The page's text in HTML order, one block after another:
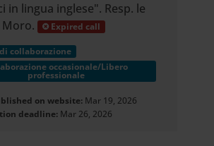
in lingua inglese". Resp. le
Expired call
collaborazione
occasionale/Libero
professionale
on website: Mar 19, 2026
deadline: Mar 26, 2026